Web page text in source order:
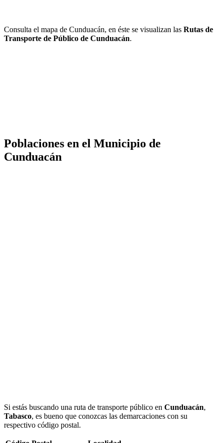
Consulta el mapa de Cunduacán, en éste se visualizan las Rutas de
Transporte de Público de Cunduacán.
Poblaciones en el Municipio de
Cunduacán
Si estás buscando una ruta de transporte público en Cunduacán,
Tabasco, es bueno que conozcas las demarcaciones con su
respectivo código postal.